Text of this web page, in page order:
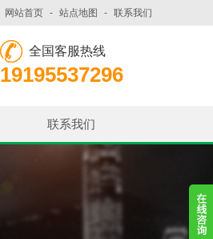
网站首页 - 站点地图 - 联系我们
全国客服热线
19195537296
联系我们